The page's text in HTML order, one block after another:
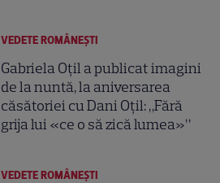
VEDETE ROMÂNEŞTI
Gabriela Oțil a publicat imagini
de la nuntă, la aniversarea
căsătoriei cu Dani Oțil: „Fără
grija lui «ce o să zică lumea»”
VEDETE ROMÂNEŞTI